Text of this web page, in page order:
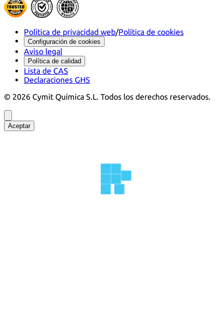
Política de privacidad web/Política de cookies
Configuración de cookies
Aviso legal
Política de calidad
Lista de CAS
Declaraciones GHS
© 2026 Cymit Química S.L. Todos los derechos reservados.
Aceptar